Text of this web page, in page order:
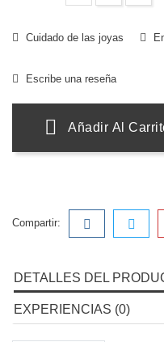
Cuidado de las joyas
Escribe una reseña
Añadir Al
Compartir:
DETALLES DEL
EXPERIENCIAS (0)